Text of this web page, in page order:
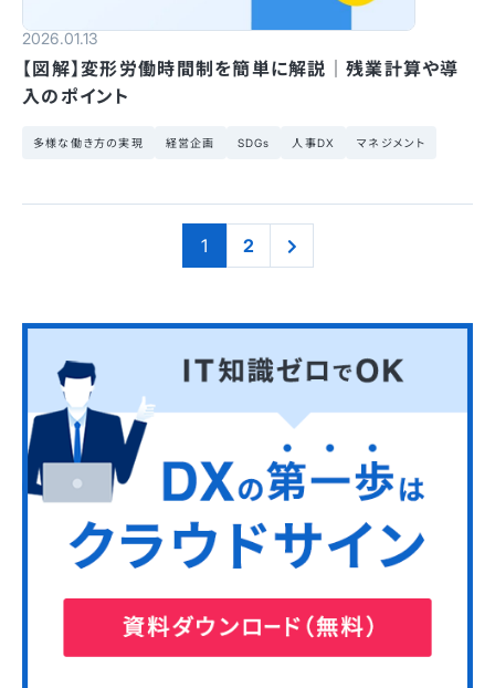
2026.01.13
【図解】変形労働時間制を簡単に解説｜残業計算や導
入のポイント
多様な働き方の実現 経営企画 SDGs 人事DX マネジメント
1 2